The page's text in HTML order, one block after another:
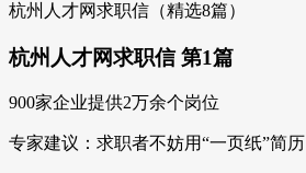
杭州人才网求职信（精选8篇）
杭州人才网求职信 第1篇
900家企业提供2万余个岗位
专家建议：求职者不妨用“一页纸”简历